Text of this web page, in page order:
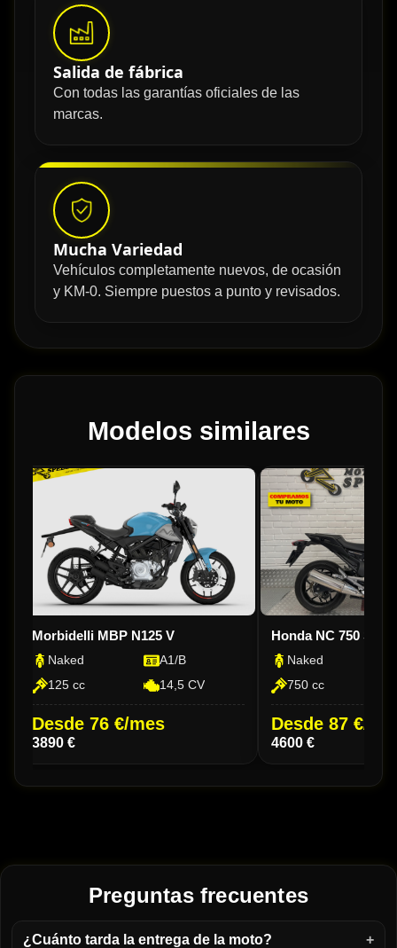
Salida de fábrica
Con todas las garantías oficiales de las
marcas.
Mucha Variedad
Vehículos completamente nuevos, de ocasión
y KM-0. Siempre puestos a punto y revisados.
Modelos similares
Morbidelli MBP N125 V
Naked
A1/B
125 cc
14,5 CV
Desde 76 €/mes
3890 €
Honda NC 750 S
Naked
750 cc
Desde 87 €/
4600 €
Preguntas frecuentes
¿Cuánto tarda la entrega de la moto?